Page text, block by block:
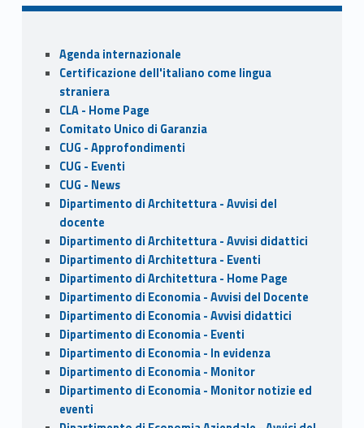
b
o
o
k
d
o
n
l e
Sidebar
Agenda internazionale
Certificazione dell'italiano come lingua
straniera
CLA - Home Page
Comitato Unico di Garanzia
CUG - Approfondimenti
CUG - Eventi
CUG - News
Dipartimento di Architettura - Avvisi del
docente
Dipartimento di Architettura - Avvisi didattici
Dipartimento di Architettura - Eventi
Dipartimento di Architettura - Home Page
Dipartimento di Economia - Avvisi del Docente
Dipartimento di Economia - Avvisi didattici
Dipartimento di Economia - Eventi
Dipartimento di Economia - In evidenza
Dipartimento di Economia - Monitor
Dipartimento di Economia - Monitor notizie ed
eventi